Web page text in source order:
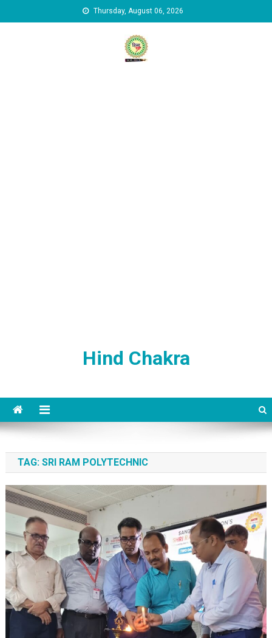
Thursday, August 06, 2026
Hind Chakra
TAG: SRI RAM POLYTECHNIC